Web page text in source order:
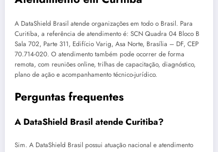
A DataShield Brasil atende organizações em todo o Brasil. Para
Curitiba, a referência de atendimento é: SCN Quadra 04 Bloco B
Sala 702, Parte 311, Edifício Varig, Asa Norte, Brasília – DF, CEP
70.714-020. O atendimento também pode ocorrer de forma
remota, com reuniões online, trilhas de capacitação, diagnóstico,
plano de ação e acompanhamento técnico-jurídico.
Perguntas frequentes
A DataShield Brasil atende Curitiba?
Sim. A DataShield Brasil possui atuação nacional e atendimento